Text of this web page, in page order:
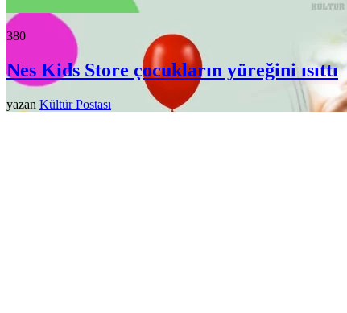
380
Nes Kids Store çocukların yüreğini ısıttı
yazan Kültür Postası